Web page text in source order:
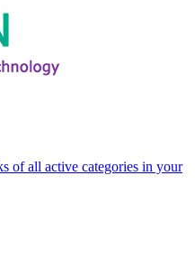
of all active categories in your